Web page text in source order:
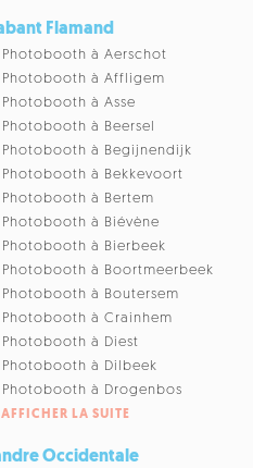
Flamand
Photobooth à Aerschot
Photobooth à Affligem
Photobooth à Asse
Photobooth à Beersel
Photobooth à Begijnendijk
Photobooth à Bekkevoort
Photobooth à Bertem
Photobooth à Biévène
Photobooth à Bierbeek
Photobooth à Boortmeerbeek
Photobooth à Boutersem
Photobooth à Crainhem
Photobooth à Diest
Photobooth à Dilbeek
Photobooth à Drogenbos
AFFICHER LA SUITE
Occidentale